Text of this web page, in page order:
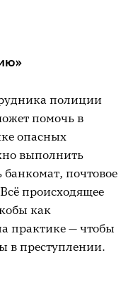
полиции
помочь в
опасных
выполнить
почтовое
происходящее
как
практике — чтобы
в преступлении.